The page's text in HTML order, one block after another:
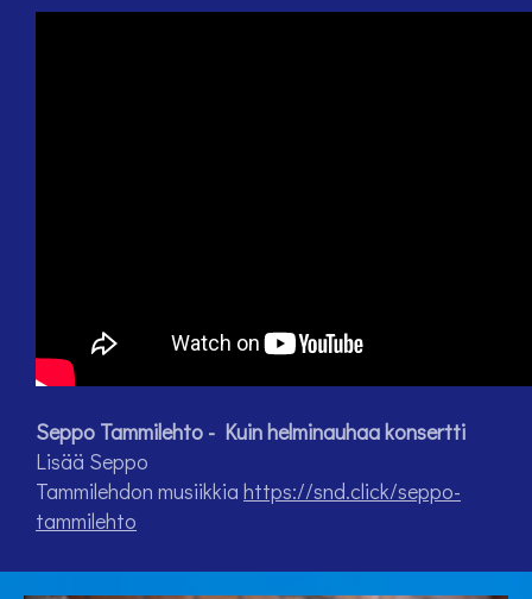
Seppo Tammilehto - Kuin helminauhaa konsertti
Lisää Seppo
Tammilehdon musiikkia https://snd.click/seppo-
tammilehto